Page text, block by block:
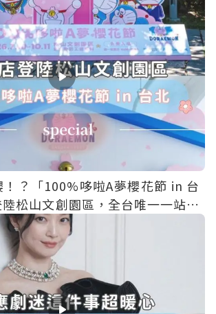
？「100%哆啦A夢櫻花節 in 台
松山文創園區，全台唯一一站免